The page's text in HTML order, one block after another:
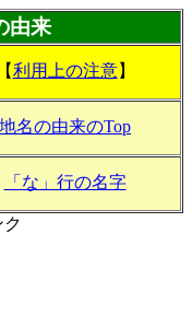
由来
【利用上の注意】
地名の由来のTop
「な」行の名字